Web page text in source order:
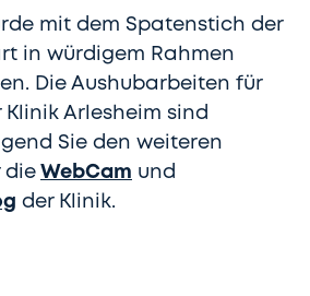
mit dem Spatenstich der
in würdigem Rahmen
Die Aushubarbeiten für
Arlesheim sind
Sie den weiteren
die WebCam und
der Klinik.